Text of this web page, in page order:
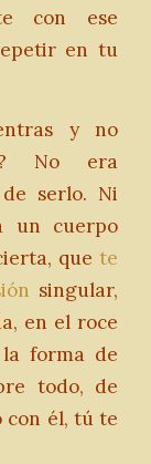
con ese
en tu
y no
No era
serlo. Ni
un cuerpo
quete
singular,
en el roce
forma de
todo, de
con él, tú te